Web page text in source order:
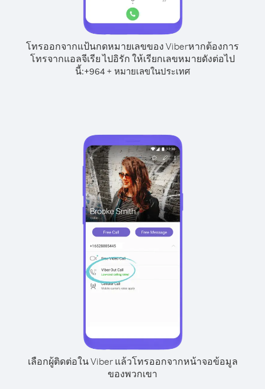
โทรออกจากแป้นกดหมายเลขของ Viberหากต้องการ
โทรจากแอลจีเรีย ไปอิรัก ให้เรียกเลขหมายดังต่อไป
นี้:+964+ หมายเลขในประเทศ
เลือกผู้ติดต่อใน Viber แล้วโทรออกจากหน้าจอข้อมูล
ของพวกเขา